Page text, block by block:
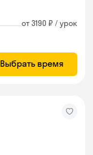
от 3190 ₽ / урок
Выбрать время